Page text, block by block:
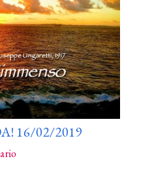
16/02/2019